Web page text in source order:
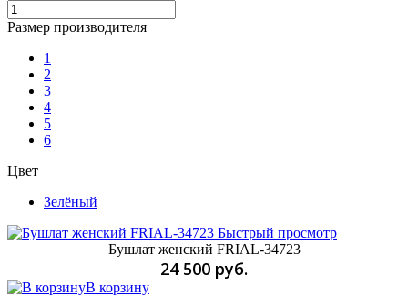
Размер производителя
1
2
3
4
5
6
Цвет
Зелёный
Быстрый просмотр
Бушлат женский FRIAL-34723
24 500 руб.
В корзину